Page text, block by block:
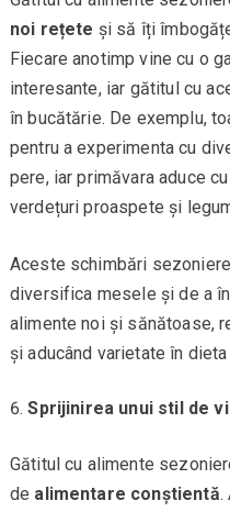
noi rețete și să îți
Fiecare anotimp vine cu o
interesante, iar gătitul cu
în bucătărie. De exemplu,
pentru a experimenta cu
pere, iar primăvara aduce
verdețuri proaspete și
Aceste schimbări
diversifica mesele și de a
alimente noi și sănătoase,
și aducând varietate în dieta
Sprijinirea unui stil de
Gătitul cu alimente
de alimentare conștientă.